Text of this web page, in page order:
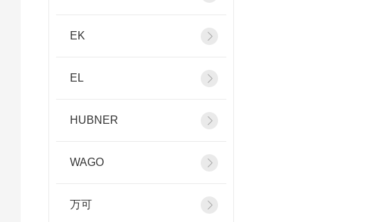
EK
EL
HUBNER
WAGO
万可